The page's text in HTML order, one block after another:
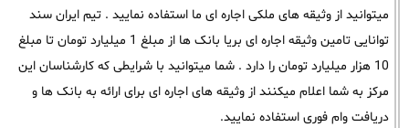
میتوانید از وثیقه های ملکی اجاره ای ما استفاده نمایید . تیم ایران سند
توانایی تامین وثیقه اجاره ای بریا بانک ها از مبلغ 1 میلیارد تومان تا مبلغ
10 هزار میلیارد تومان را دارد . شما میتوانید با شرایطی که کارشناسان این
مرکز به شما اعلام میکنند از وثیقه های اجاره ای برای ارائه به بانک ها و
دریافت وام فوری استفاده نمایید.